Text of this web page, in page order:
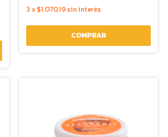
3 x $1.070,19 sin interés